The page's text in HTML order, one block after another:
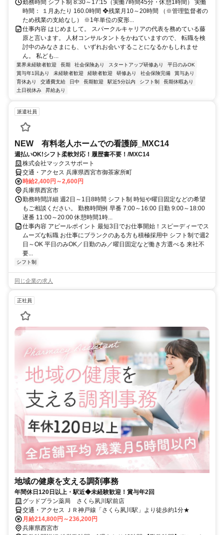
勤務時間 シフト制 8:30～17:15（実働7時間45分・休憩1時間） 実働
時間： １月あたり 160.0時間 ❖残業月10～20時間 （※管理監督者の
ため残業の支給なし） ※1年単位の変形...
仕事内容 はじめまして。 スパークルキャリアの代表を務めている藤
原と言います。 人材コンサルタントをかねていますので、 転職を検
討中のみなさまにも、 いずれお会いすることになるかもしれませ
ん。 私ども...
業界未経験者歓迎 長期 社会保険あり スタートアップ研修あり
平日のみOK
賞与年1回あり
未経験者歓迎 経験者歓迎 研修あり 社会保険完備
賞与あり
育休あり
交通費支給 日中 長期歓迎 駅近5分以内 シフト制
長期休暇あり
土日祝休み
昇給あり
派遣社員
NEW 有料老人ホームでの看護師_MXC14
週払いOK!シフト柔軟対応！履歴書不要！/MXC14
株式会社マックスサポート
交通・アクセス 兵庫県西宮市御茶家所町
時給2,400円～2,600円
兵庫県西宮市
勤務時間詳細 週2日～1日8時間 シフト制 時短や曜日固定などの希望
もご相談ください。 勤務時間例 早番 7:00～16:00 日勤 9:00～18:00
遅番 11:00～20:00 休憩時間1時...
仕事内容 アピールポイント 最短3日でお仕事開始！スピーディーでス
ムーズな転職 お仕事にブランクのある方も積極採用中 シフト制で週2
日～OK 平日のみOK／日勤のみ／曜日固定など働き方選べる 来社不
要...
シフト制
同じ企業の求人
正社員
地域の健康を支える調剤事務
年間休日120日以上・駅近◆未経験歓迎！賞与年2回
グッドプラン薬局 さくら夙川駅前店
交通・アクセス ＪＲ神戸線「さくら夙川駅」より徒歩約1分★
月給214,800円～236,200円
兵庫県西宮市